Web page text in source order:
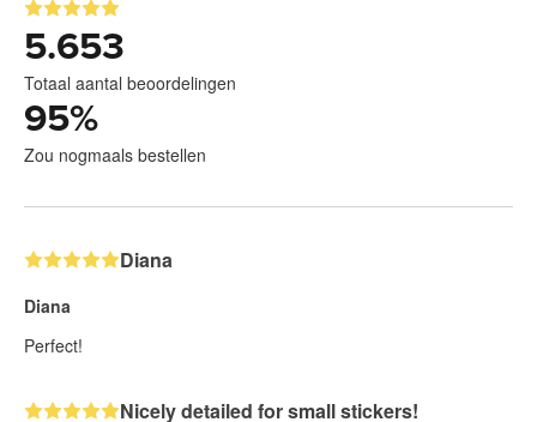
5.653
Totaal aantal beoordelingen
95%
Zou nogmaals bestellen
Diana
Diana
Perfect!
Nicely detailed for small stickers!